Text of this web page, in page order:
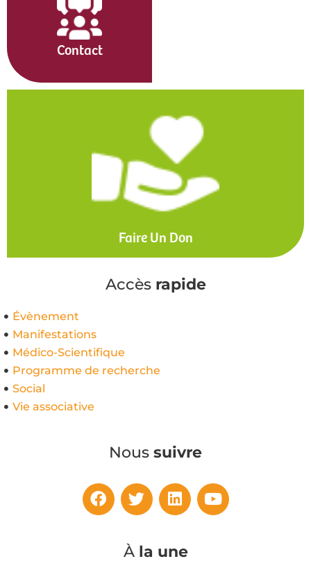
Contact
Faire Un Don
Accès rapide
Évènement
Manifestations
Médico-Scientifique
Programme de recherche
Social
Vie associative
Nous suivre
À la une